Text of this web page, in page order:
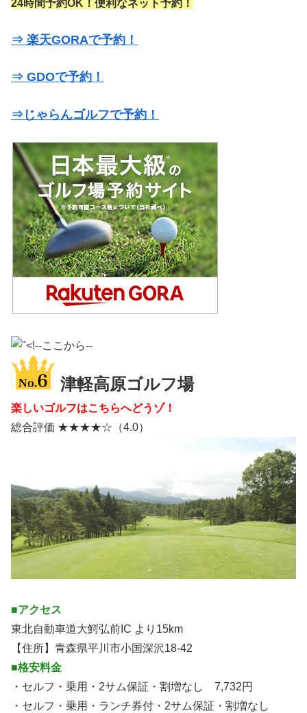
24時間予約OK！便利なネット予約！
⇒ 楽天GORAで予約！
⇒ GDOで予約！
⇒じゃらんゴルフで予約！
津軽高原ゴルフ場
楽しいゴルフはこちらへどうゾ！
総合評価 ★★★★☆（4.0）
■アクセス
東北自動車道大鰐弘前IC より15km
【住所】青森県平川市小国深沢18-42
■格安料金
・セルフ・乗用・2サム保証・割増なし 7,732円
・セルフ・乗用・ランチ券付・2サム保証・割増なし